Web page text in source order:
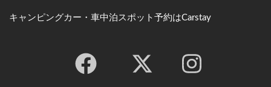
キャンピングカー・車中泊スポット予約はCarstay